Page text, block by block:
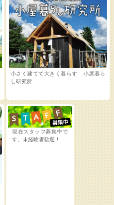
小さく建てて大きく暮らす 小屋暮ら
し研究所
現在スタッフ募集中で
す。未経験者歓迎！